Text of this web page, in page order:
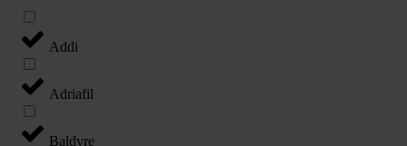
Addi
Adriafil
Baldyre